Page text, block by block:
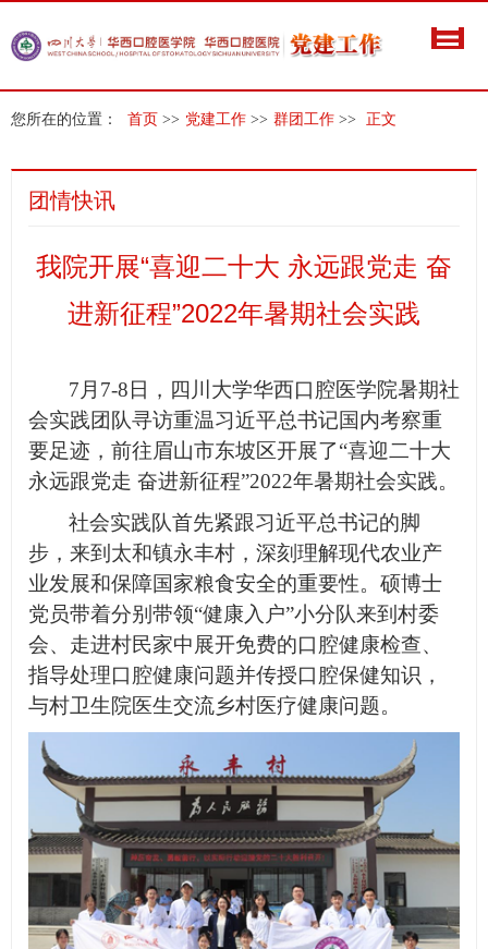
您所在的位置： 首页 >> 党建工作 >> 群团工作 >> 正文
团情快讯
我院开展“喜迎二十大 永远跟党走 奋
进新征程”2022年暑期社会实践
7 月7-8日，四川大学华西口腔医学院暑期社
会实践团队寻访重温习近平总书记国内考察重
要足迹，前往眉山市东坡区开展了“喜迎二十大
永远跟党走 奋进新征程”2022年暑期社会实践。
社会实践队首先紧跟习近平总书记的脚
步，来到太和镇永丰村，深刻理解现代农业产
业发展和保障国家粮食安全的重要性。硕博士
党员带着分别带领“健康入户”小分队来到村委
会、走进村民家中展开免费的口腔健康检查、
指导处理口腔健康问题并传授口腔保健知识，
与村卫生院医生交流乡村医疗健康问题。